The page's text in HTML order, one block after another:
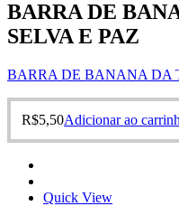
BARRA DE
SELVA E PAZ
BARRA DE BANANA DA
R$5,50Adicionar ao
Quick View